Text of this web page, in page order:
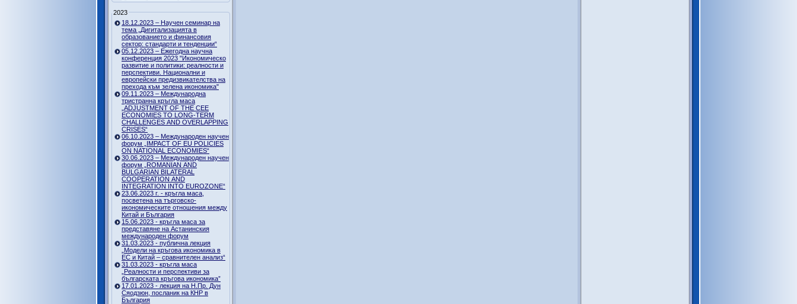
2023
18.12.2023 – Научен семинар на
тема „Дигитализацията в
образованието и финансовия
сектор: стандарти и тенденции“
05.12.2023 – Ежегодна научна
конференция 2023 "Икономическо
развитие и политики: реалности и
перспективи. Национални и
европейски предизвикателства на
прехода към зелена икономика"
09.11.2023 – Международна
тристранна кръгла маса
„ADJUSTMENT OF THE CEE
ECONOMIES TO LONG-TERM
CHALLENGES AND OVERLAPPING
CRISES“
06.10.2023 – Международен научен
форум „IMPACT OF EU POLICIES
ON NATIONAL ECONOMIES“
30.06.2023 – Международен научен
форум „ROMANIAN AND
BULGARIAN BILATERAL
COOPERATION AND
INTEGRATION INTO EUROZONE“
23.06.2023 г. - кръгла маса,
посветена на търговско-
икономическите отношения между
Китай и България
15.06.2023 - кръгла маса за
представяне на Астанинския
международен форум
31.03.2023 - публична лекция
„Модели на кръгова икономика в
ЕС и Китай – сравнителен анализ“
31.03.2023 - кръгла маса
„Реалности и перспективи за
българската кръгова икономика”
17.01.2023 - лекция на Н.Пр. Дун
Сяодзюн, посланик на КНР в
България